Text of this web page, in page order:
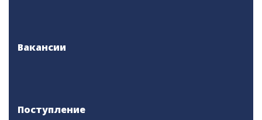
Вакансии
Поступление